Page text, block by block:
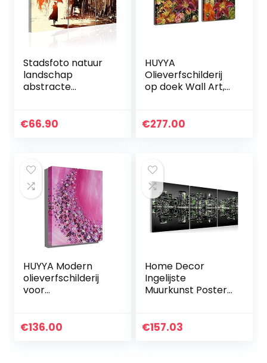
Stadsfoto natuur
landschap
abstracte
canvas schilderij
€66.90
HUYYA
Olieverfschilderij
op doek Wall Art,
Wandkunst Decor
€277.00
HUYYA Modern
olieverfschilderij
voor
bloemen, schilderij
€136.00
Home Decor
Ingelijste
Muurkunst Poster
City Canvas
€157.03